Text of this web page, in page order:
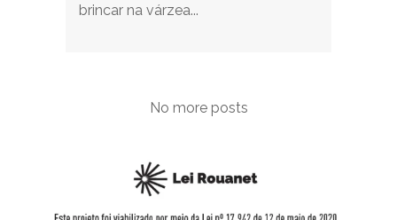
brincar na várzea...
No more posts